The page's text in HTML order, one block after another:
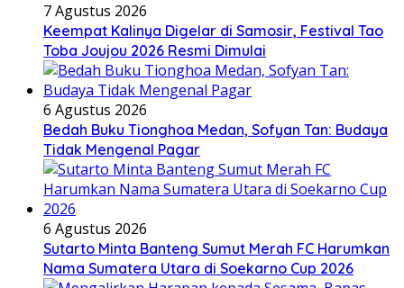
7 Agustus 2026
Keempat Kalinya Digelar di Samosir, Festival Tao
Toba Joujou 2026 Resmi Dimulai
6 Agustus 2026
Bedah Buku Tionghoa Medan, Sofyan Tan: Budaya
Tidak Mengenal Pagar
6 Agustus 2026
Sutarto Minta Banteng Sumut Merah FC Harumkan
Nama Sumatera Utara di Soekarno Cup 2026